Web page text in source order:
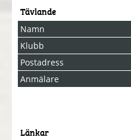
Tävlande
Namn
Klubb
Postadress
Anmälare
Länkar